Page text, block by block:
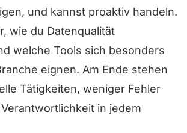
und kannst proaktiv handeln.
wie du Datenqualität
welche Tools sich besonders
eignen. Am Ende stehen
Tätigkeiten, weniger Fehler
in jedem